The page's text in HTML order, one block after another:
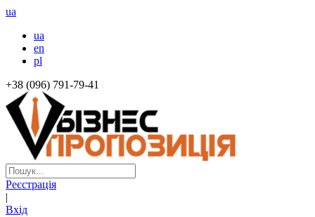
ua
ua
en
pl
+38 (096) 791-79-41
Реєстрація
|
Вхід